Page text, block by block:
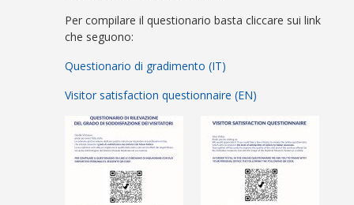
Per compilare il questionario basta cliccare sui link
che seguono:
Questionario di gradimento (IT)
Visitor satisfaction questionnaire (EN)